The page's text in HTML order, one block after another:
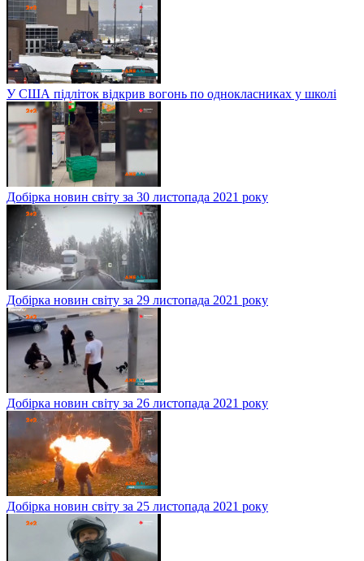
У США підліток відкрив вогонь по однокласниках у школі
Добірка новин світу за 30 листопада 2021 року
Добірка новин світу за 29 листопада 2021 року
Добірка новин світу за 26 листопада 2021 року
Добірка новин світу за 25 листопада 2021 року